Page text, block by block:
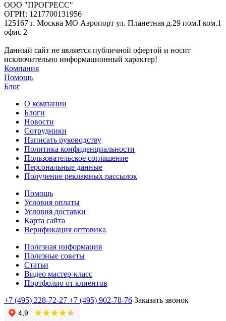
ООО "ПРОГРЕСС"
ОГРН: 1217700131956
125167 г. Москва МО Аэропорт ул. Планетная д.29 пом.I ком.1
офис 2
Данный сайт не является публичной офертой и носит
исключительно информационный характер!
Компания
Помощь
Блог
О компании
Блоги
Новости
Сотрудники
Написать руководству
Политика конфиденциальности
Пользовательское соглашение
Персональные данные
Получение рекламных рассылок
Помощь
Условия оплаты
Условия доставки
Карта сайта
Верификация оптовика
Полезная информация
Полезные советы
Статьи
Видео мастер-класс
Портфолио от клиентов
+7 (495) 228-72-27 +7 (495) 902-78-76 Заказать звонок